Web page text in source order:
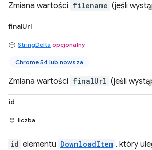
Zmiana wartości filename (jeśli
finalUrl
StringDelta opcjonalny
Chrome 54 lub nowsza
Zmiana wartości finalUrl (jeśli
id
liczba
id elementu DownloadItem , który